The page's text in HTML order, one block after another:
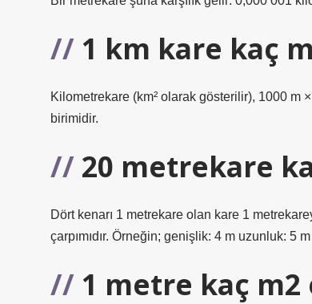
1 km kare kaç
Kilometrekare (km² olarak gösterilir), 1000 m
birimidir.
20 metrekare
Dört kenarı 1 metrekare olan kare 1
çarpımıdır. Örneğin; genişlik: 4 m uzunluk: 5
1 metre kaç m2